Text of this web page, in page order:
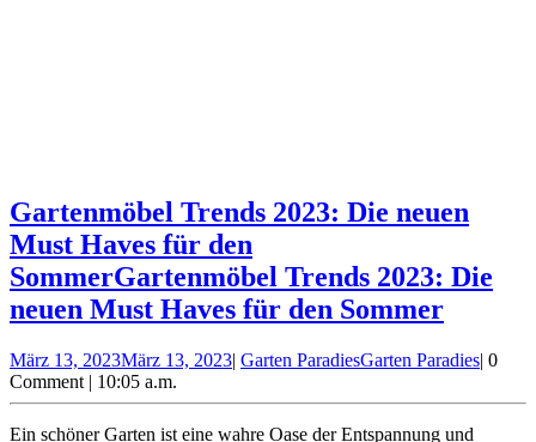
Gartenmöbel Trends 2023: Die neuen
Must Haves für den
SommerGartenmöbel Trends 2023: Die
neuen Must Haves für den Sommer
März 13, 2023März 13, 2023| Garten ParadiesGarten Paradies| 0
Comment | 10:05 a.m.
Ein schöner Garten ist eine wahre Oase der Entspannung und